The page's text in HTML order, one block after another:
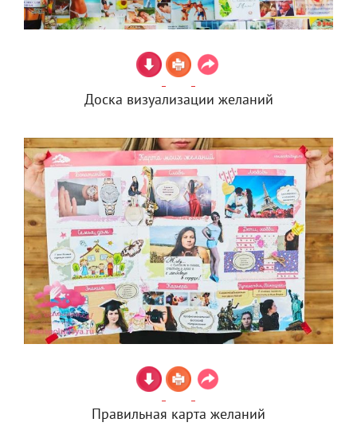
Доска визуализации желаний
Правильная карта желаний